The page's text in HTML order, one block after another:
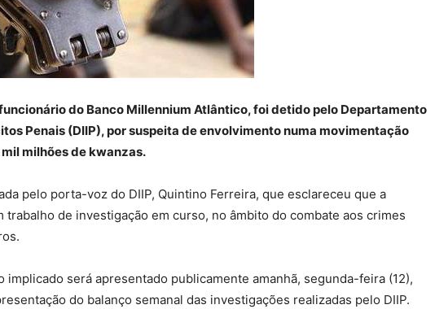
do Banco Millennium Atlântico, foi detido pelo Departamento
Penais (DIIP), por suspeita de envolvimento numa movimentação
milhões de kwanzas.
pelo porta-voz do DIIP, Quintino Ferreira, que esclareceu que a
trabalho de investigação em curso, no âmbito do combate aos crimes
implicado será apresentado publicamente amanhã, segunda-feira (12),
do balanço semanal das investigações realizadas pelo DIIP.